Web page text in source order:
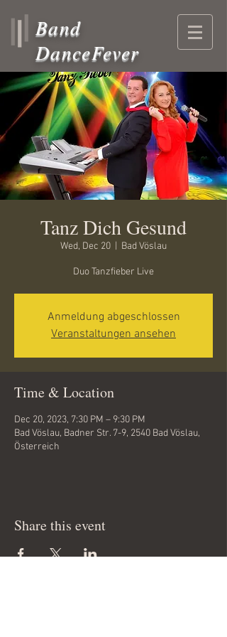
Band
DanceFever
Tanz Dich Gesund
Wed, Dec 20 Bad Vöslau
Duo Tanzfieber Live
Anmeldung abgeschlossen
Veranstaltungen ansehen
Time & Location
Dec 20, 2023, 7:30 PM – 9:30 PM
Bad Vöslau, Badner Str. 7-9, 2540 Bad Vöslau,
Österreich
Share this event